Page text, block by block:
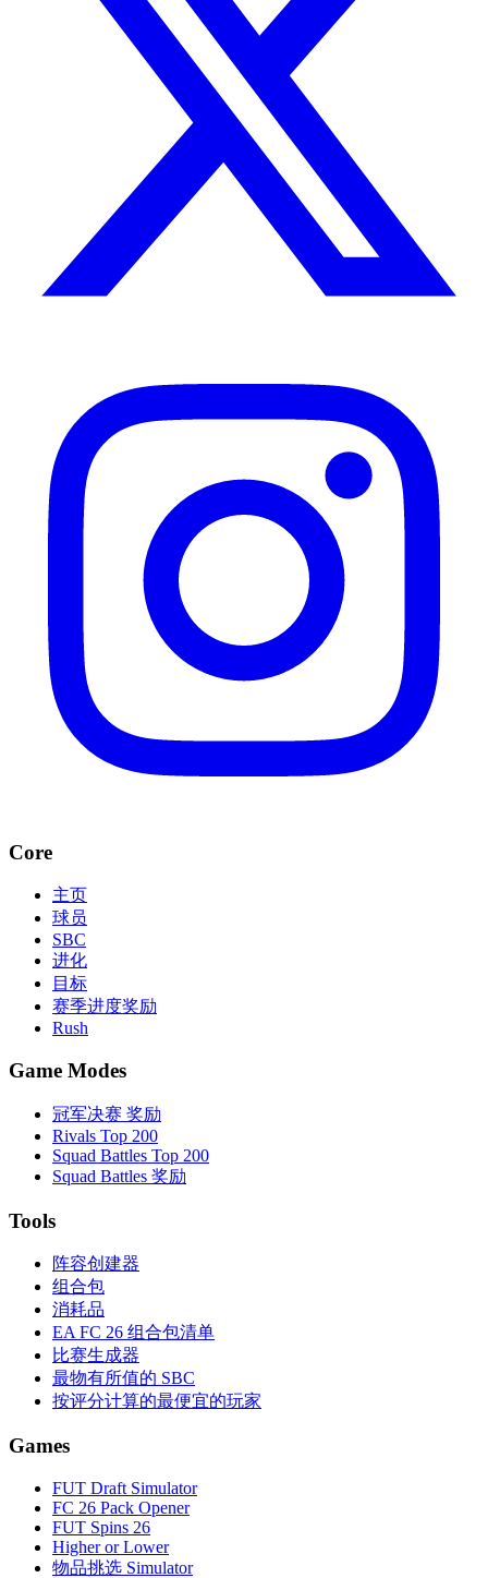
Core
主页
球员
SBC
进化
目标
赛季进度奖励
Rush
Game Modes
冠军决赛 奖励
Rivals Top 200
Squad Battles Top 200
Squad Battles 奖励
Tools
阵容创建器
组合包
消耗品
EA FC 26 组合包清单
比赛生成器
最物有所值的 SBC
按评分计算的最便宜的玩家
Games
FUT Draft Simulator
FC 26 Pack Opener
FUT Spins 26
Higher or Lower
物品挑选 Simulator